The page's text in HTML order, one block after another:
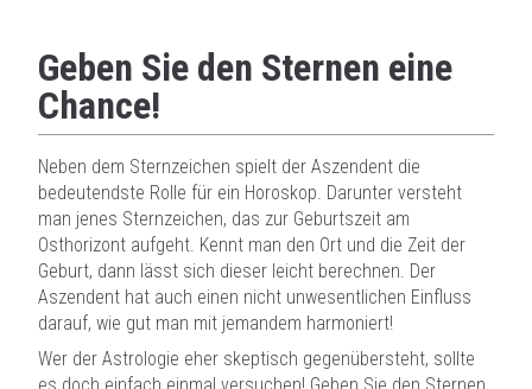
Geben Sie den Sternen eine
Chance!
Neben dem Sternzeichen spielt der Aszendent die
bedeutendste Rolle für ein Horoskop. Darunter versteht
man jenes Sternzeichen, das zur Geburtszeit am
Osthorizont aufgeht. Kennt man den Ort und die Zeit der
Geburt, dann lässt sich dieser leicht berechnen. Der
Aszendent hat auch einen nicht unwesentlichen Einfluss
darauf, wie gut man mit jemandem harmoniert!
Wer der Astrologie eher skeptisch gegenübersteht, sollte
es doch einfach einmal versuchen! Geben Sie den Sternen